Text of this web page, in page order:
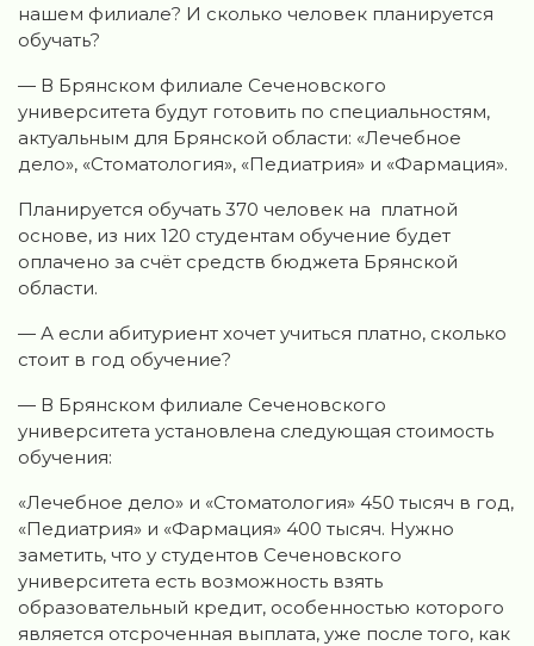
нашем филиале? И сколько человек планируется
обучать?
— В Брянском филиале Сеченовского
университета будут готовить по специальностям,
актуальным для Брянской области: «Лечебное
дело», «Стоматология», «Педиатрия» и «Фармация».
Планируется обучать 370 человек на платной
основе, из них 120 студентам обучение будет
оплачено за счёт средств бюджета Брянской
области.
— А если абитуриент хочет учиться платно, сколько
стоит в год обучение?
— В Брянском филиале Сеченовского
университета установлена следующая стоимость
обучения:
«Лечебное дело» и «Стоматология» 450 тысяч в год,
«Педиатрия» и «Фармация» 400 тысяч. Нужно
заметить, что у студентов Сеченовского
университета есть возможность взять
образовательный кредит, особенностью которого
является отсроченная выплата, уже после того, как